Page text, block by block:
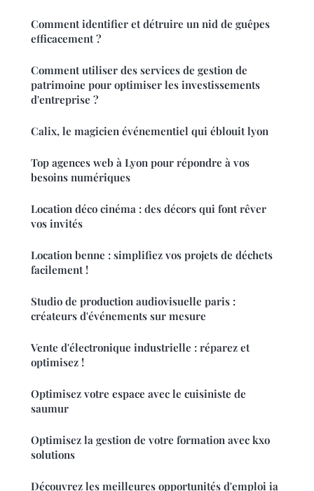
Comment identifier et détruire un nid de guêpes
efficacement ?
Comment utiliser des services de gestion de
patrimoine pour optimiser les investissements
d'entreprise ?
Calix, le magicien événementiel qui éblouit lyon
Top agences web à Lyon pour répondre à vos
besoins numériques
Location déco cinéma : des décors qui font rêver
vos invités
Location benne : simplifiez vos projets de déchets
facilement !
Studio de production audiovisuelle paris :
créateurs d'événements sur mesure
Vente d'électronique industrielle : réparez et
optimisez !
Optimisez votre espace avec le cuisiniste de
saumur
Optimisez la gestion de votre formation avec kxo
solutions
Découvrez les meilleures opportunités d'emploi ia